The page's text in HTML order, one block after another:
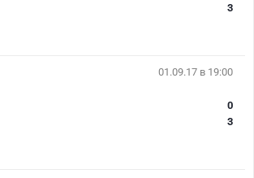
3
01.09.17 в 19:00
0
3